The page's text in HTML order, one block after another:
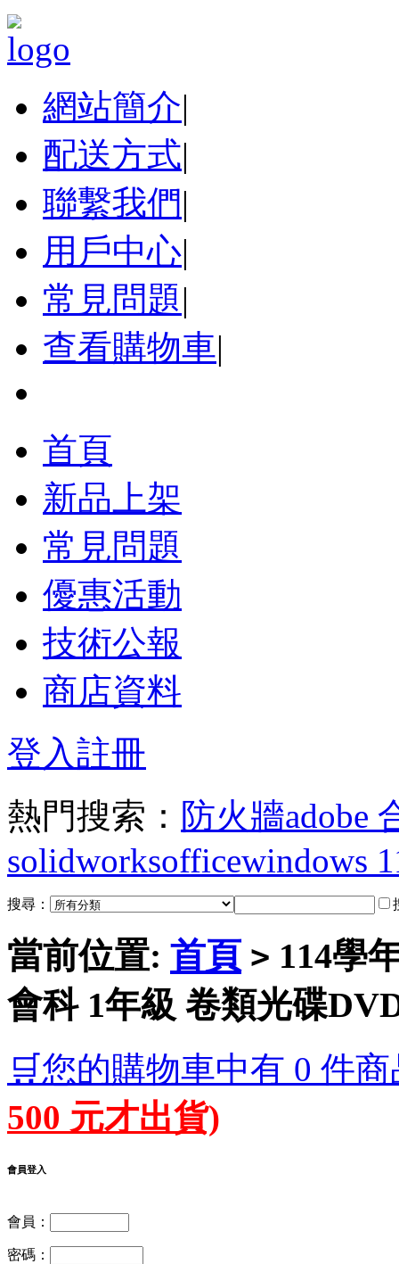
網站簡介|
配送方式|
聯繫我們|
用戶中心|
常見問題|
查看購物車|
首頁
新品上架
常見問題
優惠活動
技術公報
商店資料
登入註冊
熱門搜索： 防火牆adobe
solidworksofficewindows
搜尋：
當前位置: 首頁 > 114學
會科 1年級 卷類光碟
🛒您的購物車中有 0 件
500 元才出貨)
會員登入
會員：
密碼：